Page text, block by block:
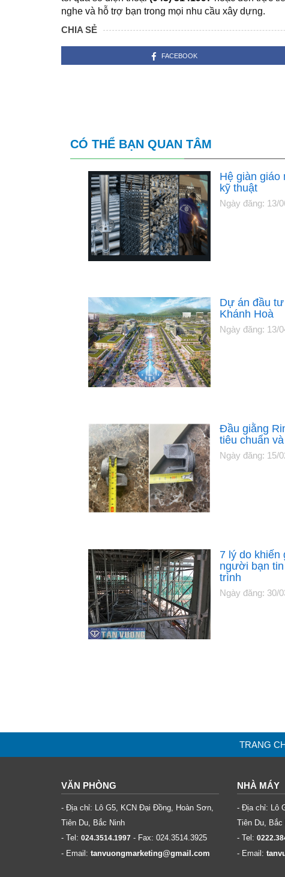
nghe và hỗ trợ bạn trong mọi nhu cầu xây dựng.
CHIA SẺ
FACEBOOK
CÓ THỂ BẠN QUAN TÂM
Hệ giàn giáo
kỹ thuật
Ngày đăng: 13/
Dự án đầu
Khánh Hoà
Ngày đăng: 13/
Đầu giằng
tiêu chuẩn
Ngày đăng: 15/
7 lý do khiến
người bạn
trình
Ngày đăng: 30/
TRANG
VĂN PHÒNG
- Địa chỉ: Lô G5, KCN Đại Đồng, Hoàn Sơn,
Tiên Du, Bắc Ninh
- Tel: 024.3514.1997 - Fax: 024.3514.3925
- Email: tanvuongmarketing@gmail.com
NHÀ MÁY
- Địa chỉ: Lô
Tiên Du, Bắc
- Tel:
- Email: